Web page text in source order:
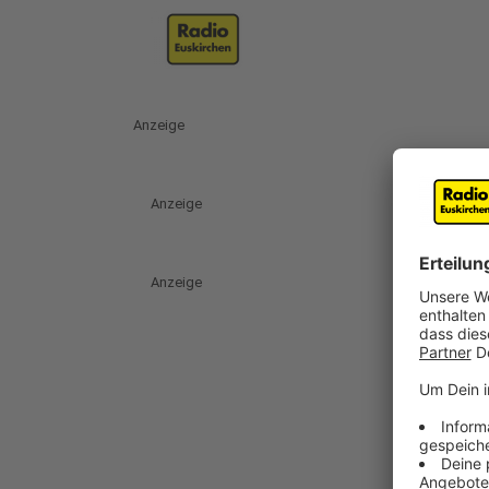
Anzeige
Anzeige
Anzeige